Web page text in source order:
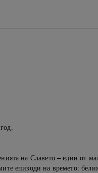
на Славето – един от
епизоди на времето: